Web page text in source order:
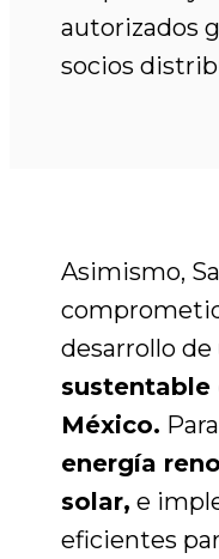
autorizados
socios
Asimismo,
desarrollo de
sustentable
México.
energía
solar, e
eficientes